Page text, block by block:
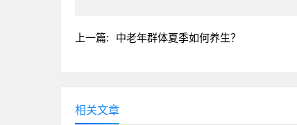
上一篇: 中老年群体夏季如何养生？
相关文章